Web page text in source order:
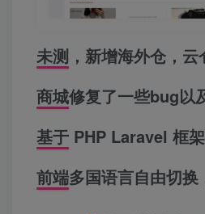
未测，新增海外仓，云
商城修复了一些bug以
基于 PHP Laravel 框
前端多国语言自由切